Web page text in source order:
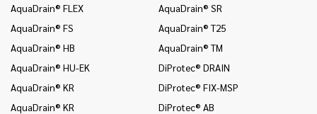
AquaDrain® FLEX
AquaDrain® FS
AquaDrain® HB
AquaDrain® HU-EK
AquaDrain® KR
AquaDrain® KR
AquaDrain® SR
AquaDrain® T25
AquaDrain® TM
DiProtec® DRAIN
DiProtec® FIX-MSP
DiProtec® AB